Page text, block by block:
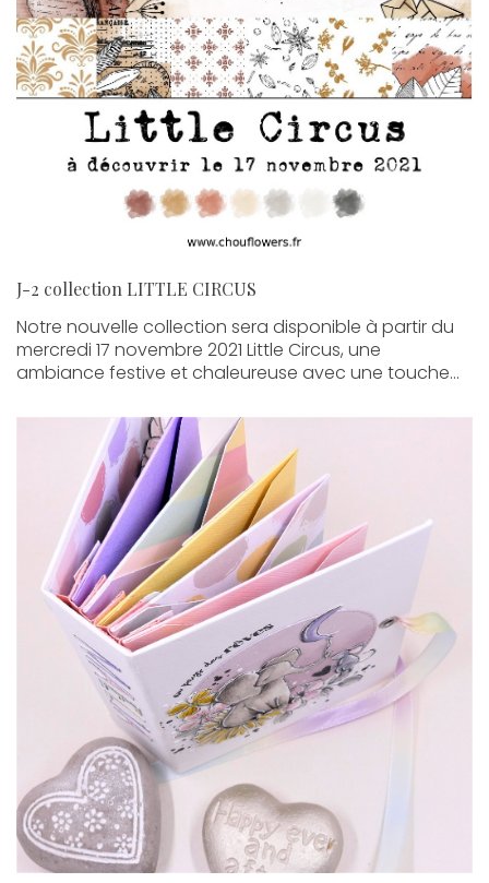
J-2 collection LITTLE CIRCUS
Notre nouvelle collection sera disponible à partir du
mercredi 17 novembre 2021 Little Circus, une
ambiance festive et chaleureuse avec une touche...